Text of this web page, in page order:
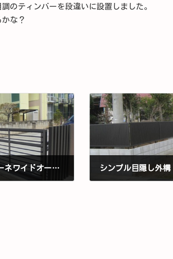
のティンバーを段違いに設置しました。
な？
らくらく車庫入れラヴィーネワイドオーバーゲート シンプル目隠し外構